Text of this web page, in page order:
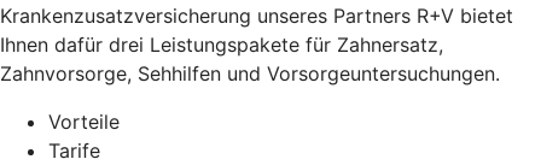
Krankenzusatzversicherung unseres Partners R+V bietet
Ihnen dafür drei Leistungspakete für Zahnersatz,
Zahnvorsorge, Sehhilfen und Vorsorgeuntersuchungen.
Vorteile
Tarife